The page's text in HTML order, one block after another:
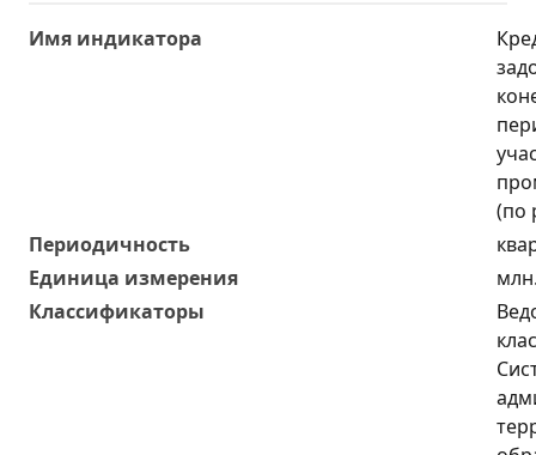
Имя индикатора
(по
Периодичность
Единица измерения
Классификаторы